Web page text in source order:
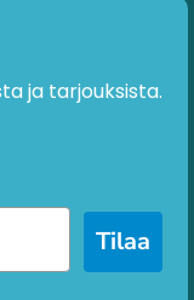
ja tarjouksista.
Tilaa